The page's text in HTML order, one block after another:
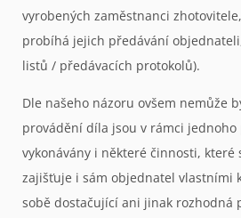
vyrobených zaměstnanci
probíhá jejich předávání
listů / předávacích protokolů).
Dle našeho názoru ovšem nemůže
provádění díla jsou v rámci
vykonávány i některé činnosti,
zajišťuje i sám objednatel vlastními
sobě dostačující ani jinak rozhodná